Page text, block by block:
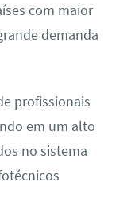
com maior
demanda
profissionais
em um alto
no sistema